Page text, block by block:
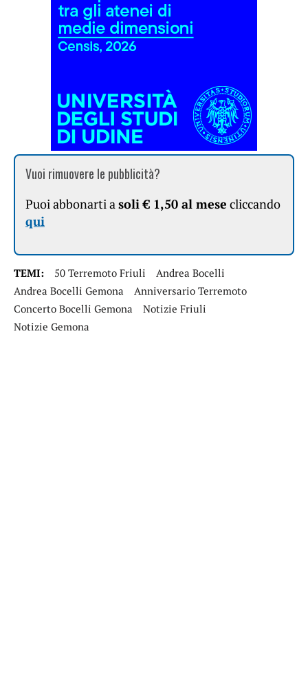
Vuoi rimuovere le pubblicità?
Puoi abbonarti asoli € 1,50 al mese cliccando
qui
TEMI: 50 Terremoto Friuli
Andrea Bocelli
Andrea Bocelli Gemona
Anniversario Terremoto
Concerto Bocelli Gemona
Notizie Friuli
Notizie Gemona